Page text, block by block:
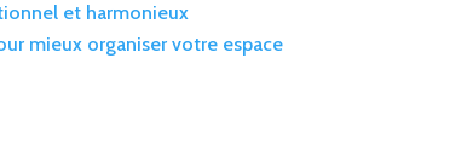
et harmonieux
mieux organiser votre espace